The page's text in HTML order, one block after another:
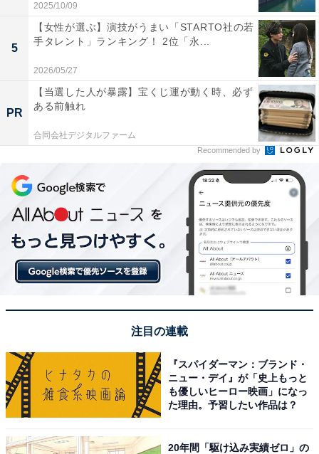
A post shared by 平野紫耀/Sho Hirano (@sho_h_desyo)
1位は、平野紫耀さん。10月15日に元King & Princeメン
バー、神宮寺勇太さん、岸優太さんとの新グループ
「Number_i」の結成を発表し、俳優としてだけでなく、
アイドルとしての新たな活動にも期待が寄せられていま
ラや面白い面が“後輩”にしたい存在として人気を集めま
回答者からは「色々教えてめっちゃ可愛がりたい（30代
女性／愛知県）」「あんなにイケメンなのにバカっぽく
ます。（30代男性／東京都）」「天然だが、教えた事は
2025/10/09
5
【女性が選ぶ】演技がうまい「STARTO社の若
手タレント」ランキング！ 2位「永...
2026/05/27
PR
【当選した人が暴露】宝くじ運が動く時、必ず
ある前触れ
合同会社デジタルファーム
Recommended by
注目の連載
『スパイダーマン：ブランド・
ニュー・デイ』が「史上もっと
も優しいヒーロー映画」になっ
た理由。予習したい作品は？
20年間「駆け込み実績ゼロ」の